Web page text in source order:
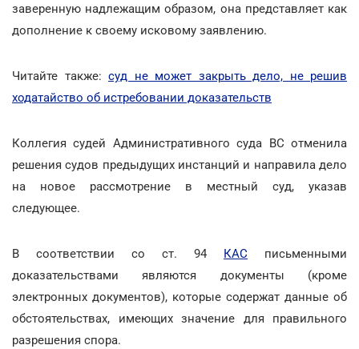
заверенную надлежащим образом, она представляет как
дополнение к своему исковому заявлению.
Читайте также: суд не может закрыть дело, не решив
ходатайство об истребовании доказательств
Коллегия судей Административного суда ВС отменила
решения судов предыдущих инстанций и направила дело
на новое рассмотрение в местный суд, указав
следующее.
В соответствии со ст. 94 КАС письменными
доказательствами являются документы (кроме
электронных документов), которые содержат данные об
обстоятельствах, имеющих значение для правильного
разрешения спора.